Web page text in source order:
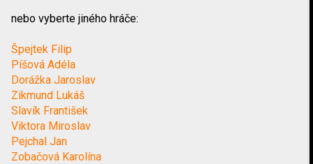
nebo vyberte jiného hráče:
Špejtek Filip
Píšová Adéla
Dorážka Jaroslav
Zikmund Lukáš
Slavík František
Viktora Miroslav
Pejchal Jan
Zobačová Karolína